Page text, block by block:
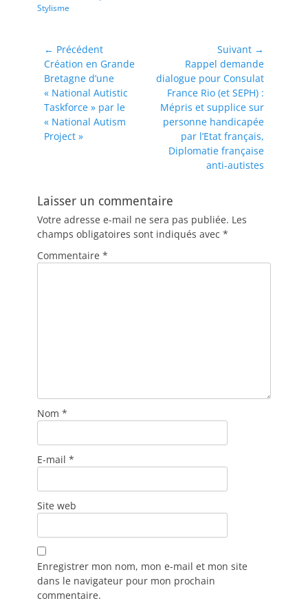
Stylisme
Navigation
de
l’article
← Précédent
Article
précédent :
Création en Grande
Bretagne d’une
« National Autistic
Taskforce » par le
« National Autism
Project »
Suivant →
suivant :
Rappel demande
dialogue pour Consulat
France Rio (et SEPH) :
Mépris et supplice sur
personne handicapée
par l’Etat français,
Diplomatie française
anti-autistes
Laisser un commentaire
Votre adresse e-mail ne sera pas publiée. Les
champs obligatoires sont indiqués avec *
Commentaire *
Nom *
E-mail *
Site web
Enregistrer mon nom, mon e-mail et mon site
dans le navigateur pour mon prochain
commentaire.